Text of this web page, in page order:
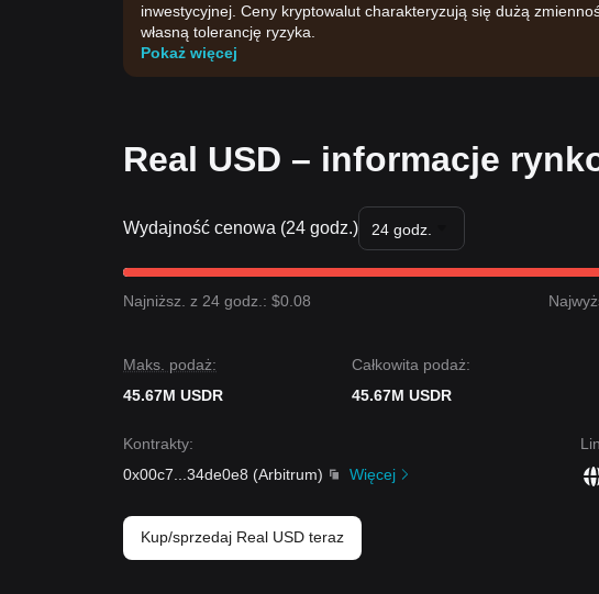
inwestycyjnej. Ceny kryptowalut charakteryzują się dużą
własną tolerancję ryzyka.
Pokaż więcej
Real USD – informacje
Wydajność cenowa (24 godz.) 24 godz.
Najniższ. z 24 godz.: $0.08
Maks. podaż:
45.67M USDR
Całkowita podaż:
45.67M USDR
Kontrakty:
0x00c7
34de0e8 (Arbitrum) Więcej
Kup/sprzedaj Real USD teraz